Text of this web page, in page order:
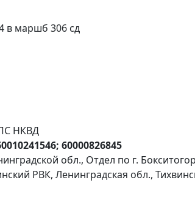
в маршб 306 сд
НКВД
60000826845
обл., Отдел по г.
РВК, Ленинградская обл.,